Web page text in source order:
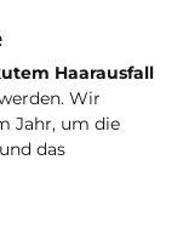
Haarausfall
Wir
Jahr, um die
das